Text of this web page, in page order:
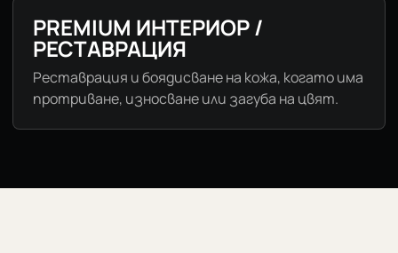
PREMIUM ИНТЕРИОР /
РЕСТАВРАЦИЯ
Реставрация и боядисване на кожа, когато има
протриване, износване или загуба на цвят.